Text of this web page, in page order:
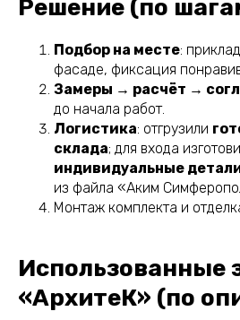
Решение (по
Подбор на месте:
фасаде, фиксация
Замеры → расчёт →
до начала работ.
Логистика: отгрузили
склада; для входа
индивидуальные
из файла «Аким
Монтаж комплекта и
Использованные
«АрхитеК» (по